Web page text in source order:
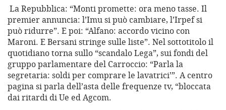
La Repubblica: “Monti promette: ora meno tasse. Il
premier annuncia: l’Imu si può cambiare, l’Irpef si
può ridurre”. E poi: “Alfano: accordo vicino con
Maroni. E Bersani stringe sulle liste”. Nel sottotitolo il
quotidiano torna sullo “scandalo Lega”, sui fondi del
gruppo parlamentare del Carroccio: “Parla la
segretaria: soldi per comprare le lavatrici’”. A centro
pagina si parla dell’asta delle frequenze tv, “bloccata
dai ritardi di Ue ed Agcom.